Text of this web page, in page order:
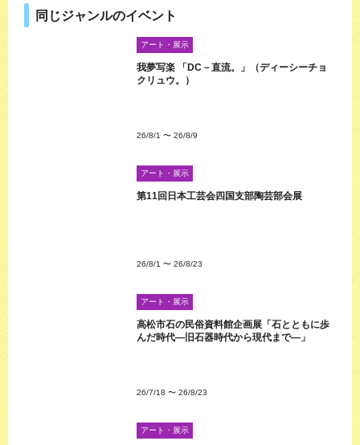
同じジャンルのイベント
アート・展示
我夢写楽 「DC－直流。」（ディーシーチョ
クリュウ。）
26/8/1 〜 26/8/9
アート・展示
第11回日本工芸会四国支部陶芸部会展
26/8/1 〜 26/8/23
アート・展示
高松市石の民俗資料館企画展「石とともに歩
んだ時代―旧石器時代から現代まで―」
26/7/18 〜 26/8/23
アート・展示